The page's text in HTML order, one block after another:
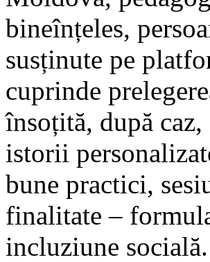
bineînțeles,
susținute pe
cuprinde
însoțită, după caz,
istorii
bune practici,
finalitate –
incluziune socială.